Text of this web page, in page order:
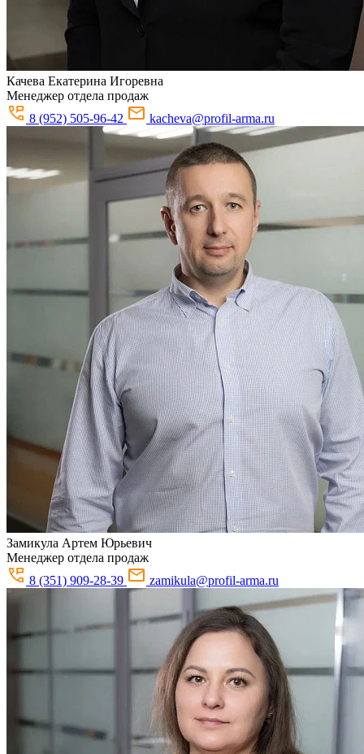
Качева Екатерина Игоревна
Менеджер отдела продаж
8 (952) 505-96-42
kacheva@profil-arma.ru
Замикула Артем Юрьевич
Менеджер отдела продаж
8 (351) 909-28-39
zamikula@profil-arma.ru